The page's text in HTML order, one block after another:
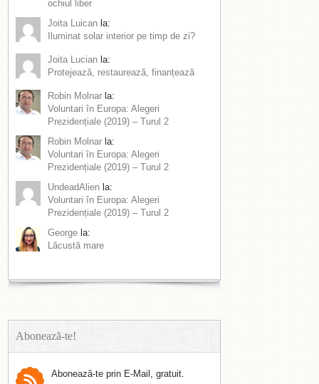
ochiul liber
Joita Luican la:
Iluminat solar interior pe timp de zi?
Joita Lucian la:
Protejează, restaurează, finanțează
Robin Molnar la:
Voluntari în Europa: Alegeri
Prezidențiale (2019) – Turul 2
Robin Molnar la:
Voluntari în Europa: Alegeri
Prezidențiale (2019) – Turul 2
UndeadAlien la:
Voluntari în Europa: Alegeri
Prezidențiale (2019) – Turul 2
George la:
Lăcustă mare
Abonează-te!
Abonează-te prin E-Mail, gratuit.